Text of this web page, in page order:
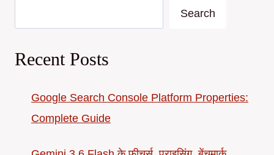
Search
Recent Posts
Google Search Console Platform Properties:
Complete Guide